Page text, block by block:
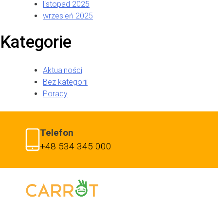
listopad 2025
wrzesień 2025
Kategorie
Aktualności
Bez kategorii
Porady
Telefon
+48 534 345 000